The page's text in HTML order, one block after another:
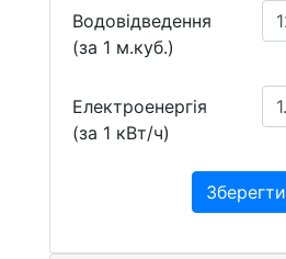
Водовідведення
(за 1 м.куб.)
Електроенергія
(за 1 кВт/ч)
Зберегти